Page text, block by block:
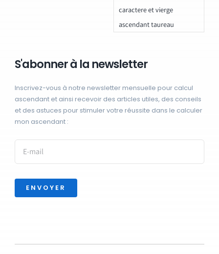
caractere et vierge
ascendant taureau
S'abonner à la newsletter
Inscrivez-vous à notre newsletter mensuelle pour calcul
ascendant et ainsi recevoir des articles utiles, des conseils
et des astuces pour stimuler votre réussite dans le calculer
mon ascendant :
ENVOYER